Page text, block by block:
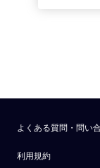
よくある質問・問い
利用規約